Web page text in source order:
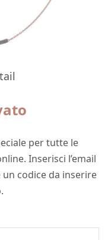
per tutte le
Inserisci l’email
codice da inserire